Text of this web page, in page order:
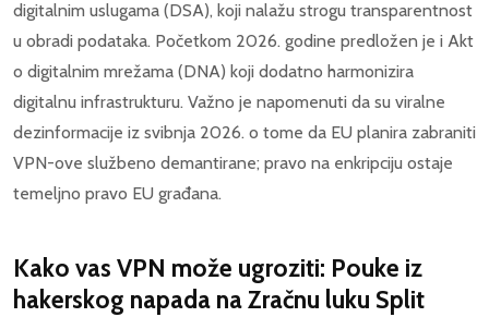
digitalnim uslugama (DSA), koji nalažu strogu transparentnost
u obradi podataka. Početkom 2026. godine predložen je i Akt
o digitalnim mrežama (DNA) koji dodatno harmonizira
digitalnu infrastrukturu. Važno je napomenuti da su viralne
dezinformacije iz svibnja 2026. o tome da EU planira zabraniti
VPN-ove službeno demantirane; pravo na enkripciju ostaje
temeljno pravo EU građana.
Kako vas VPN može ugroziti: Pouke iz
hakerskog napada na Zračnu luku Split